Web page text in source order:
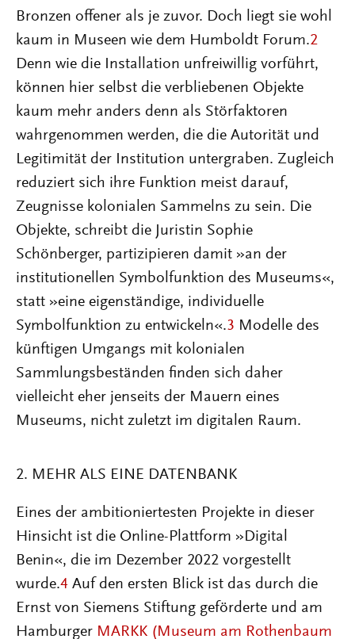
Bronzen offener als je zuvor. Doch liegt sie wohl
kaum in Museen wie dem Humboldt Forum.2
Denn wie die Installation unfreiwillig vorführt,
können hier selbst die verbliebenen Objekte
kaum mehr anders denn als Störfaktoren
wahrgenommen werden, die die Autorität und
Legitimität der Institution untergraben. Zugleich
reduziert sich ihre Funktion meist darauf,
Zeugnisse kolonialen Sammelns zu sein. Die
Objekte, schreibt die Juristin Sophie
Schönberger, partizipieren damit »an der
institutionellen Symbolfunktion des Museums«,
statt »eine eigenständige, individuelle
Symbolfunktion zu entwickeln«.3 Modelle des
künftigen Umgangs mit kolonialen
Sammlungsbeständen finden sich daher
vielleicht eher jenseits der Mauern eines
Museums, nicht zuletzt im digitalen Raum.
2. MEHR ALS EINE DATENBANK
Eines der ambitioniertesten Projekte in dieser
Hinsicht ist die Online-Plattform »Digital
Benin«, die im Dezember 2022 vorgestellt
wurde.4 Auf den ersten Blick ist das durch die
Ernst von Siemens Stiftung geförderte und am
Hamburger MARKK (Museum am Rothenbaum